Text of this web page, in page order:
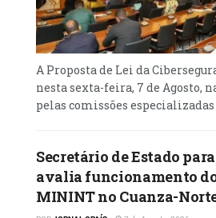
A Proposta de Lei da
nesta sexta-feira, 7 de Agosto,
pelas comissões
Secretário de Estado
avalia funcionamento
MININT no Cuanza-